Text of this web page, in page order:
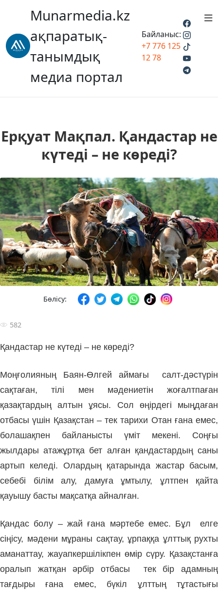
Munarmedia.kz
ақпаратық-
танымдық
медиа портал
Байланыс:
+7 776 125
12 78
Ерқуат Мақпал. Қандастар не
күтеді – не көреді?
Бөлісу:
582
Қандастар не күтеді – не көреді?
Моңғолияның Баян-Өлгей аймағы салт-дәстүрін
сақтаған, тілі мен мәдениетін жоғалтпаған
қазақтардың алтын ұясы. Сол өңірдегі мыңдаған
отбасы үшін Қазақстан – тек тарихи Отан ғана емес,
болашақпен байланысты үміт мекені. Соңғы
жылдары атажұртқа бет алған қандастардың саны
артып келеді. Олардың қатарында жастар басым,
себебі білім алу, дамуға ұмтылу, ұлтпен қайта
қауышу басты мақсатқа айналған.
Қандас болу – жай ғана мәртебе емес. Бұл елге
сіңісу, мәдени мұраны сақтау, ұрпаққа ұлттық рухты
аманаттау, жауапкершілікпен өмір сүру. Қазақстанға
оралып жатқан әрбір отбасы тек бір адамның
тағдыры ғана емес, бүкіл ұлттың тұтастығы